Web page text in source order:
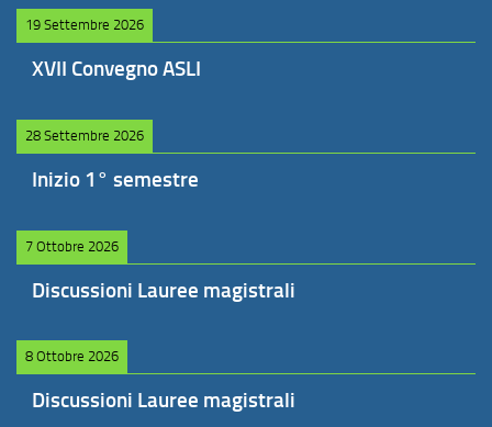
19 Settembre 2026
XVII Convegno ASLI
28 Settembre 2026
Inizio 1° semestre
7 Ottobre 2026
Discussioni Lauree magistrali
8 Ottobre 2026
Discussioni Lauree magistrali